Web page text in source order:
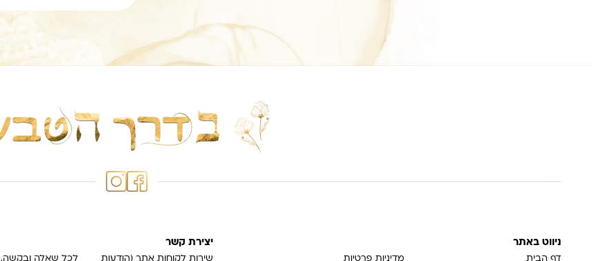
ניווט באתר
דף הבית
מדיניות פרטיות
יצירת קשר
שירות לקוחות אתר (הודעות
לכל שאלה ובקשה,